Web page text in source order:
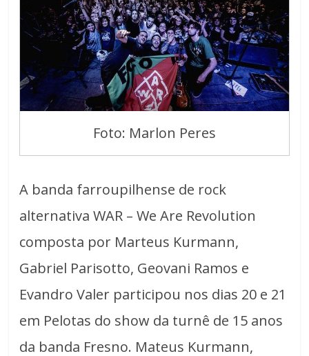
Foto: Marlon Peres
A banda farroupilhense de rock
alternativa WAR – We Are Revolution
composta por Marteus Kurmann,
Gabriel Parisotto, Geovani Ramos e
Evandro Valer participou nos dias 20 e 21
em Pelotas do show da turnê de 15 anos
da banda Fresno. Mateus Kurmann,